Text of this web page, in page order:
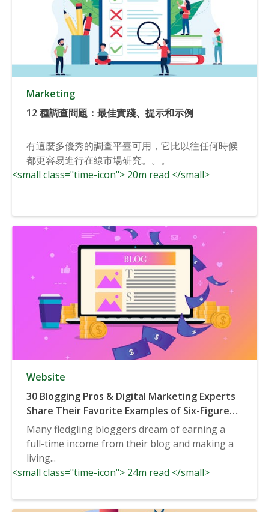
Marketing
12 種調查問題：最佳實踐、提示和示例
有這麼多優秀的調查平臺可用，它比以往任何時候
都更容易進行在線市場研究。。。
<small class="time-icon"> 20m read </small>
Website
30 Blogging Pros & Digital Marketing Experts
Share Their Favorite Examples of Six-Figure
(or Higher) Businesses Built on Blogging
Many fledgling bloggers dream of earning a
full-time income from their blog and making a
living...
<small class="time-icon"> 24m read </small>